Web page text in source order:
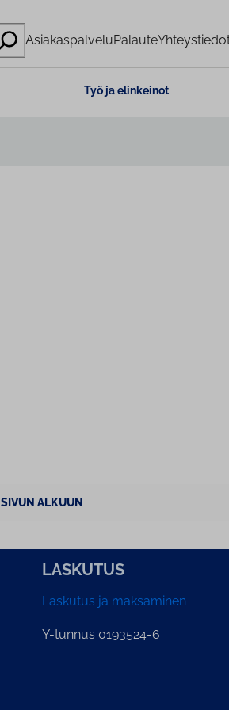
AsiakaspalveluPalaute
Työ ja elinkeinot
SIVUN ALKUUN
LASKUTUS
Laskutus ja maksaminen
Y-tunnus 0193524-6